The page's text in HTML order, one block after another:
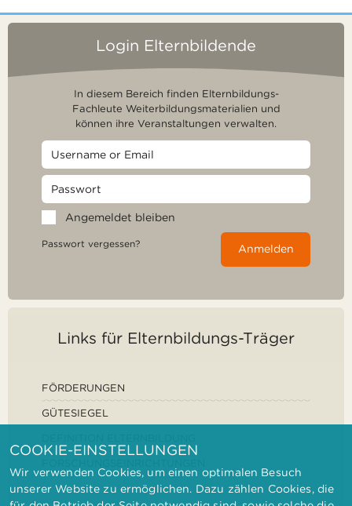
Login Elternbildende
In diesem Bereich finden Elternbildungs-
Fachleute Weiterbildungsmaterialien und
können ihre Veranstaltungen verwalten.
Angemeldet bleiben
Passwort vergessen? Anmelden
Links für Elternbildungs-Träger
FÖRDERUNGEN
GÜTESIEGEL
COOKIE-EINSTELLUNGEN
Wir verwenden Cookies, um einen optimalen Besuch
unserer Website zu ermöglichen. Dazu zählen Cookies, die